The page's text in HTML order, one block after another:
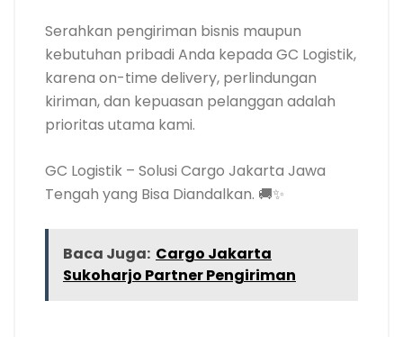
Serahkan pengiriman bisnis maupun
kebutuhan pribadi Anda kepada GC Logistik,
karena on-time delivery, perlindungan
kiriman, dan kepuasan pelanggan adalah
prioritas utama kami.
GC Logistik – Solusi Cargo Jakarta Jawa
Tengah yang Bisa Diandalkan. 🚚✨
Baca Juga: Cargo Jakarta
Sukoharjo Partner Pengiriman